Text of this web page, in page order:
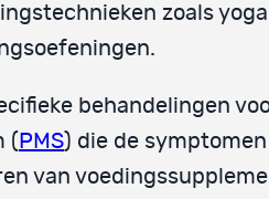
zoals
behandelingen
( PMS) die de
van